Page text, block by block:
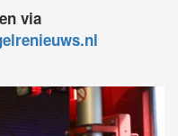
via